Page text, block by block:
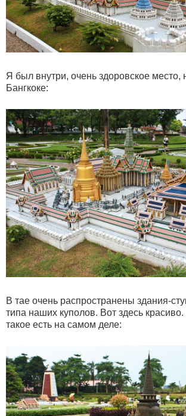
Я был внутри, очень здоровское место,
Бангкоке:
В тае очень распространены здания-
типа наших куполов. Вот здесь
такое есть на самом деле: